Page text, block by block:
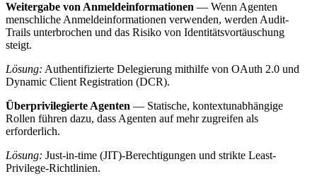
Weitergabe von Anmeldeinformationen — Wenn Agenten
menschliche Anmeldeinformationen verwenden, werden Audit-
Trails unterbrochen und das Risiko von Identitätsvortäuschung
steigt.
Lösung: Authentifizierte Delegierung mithilfe von OAuth 2.0 und
Dynamic Client Registration (DCR).
Überprivilegierte Agenten — Statische, kontextunabhängige
Rollen führen dazu, dass Agenten auf mehr zugreifen als
erforderlich.
Lösung: Just-in-time (JIT)-Berechtigungen und strikte Least-
Privilege-Richtlinien.